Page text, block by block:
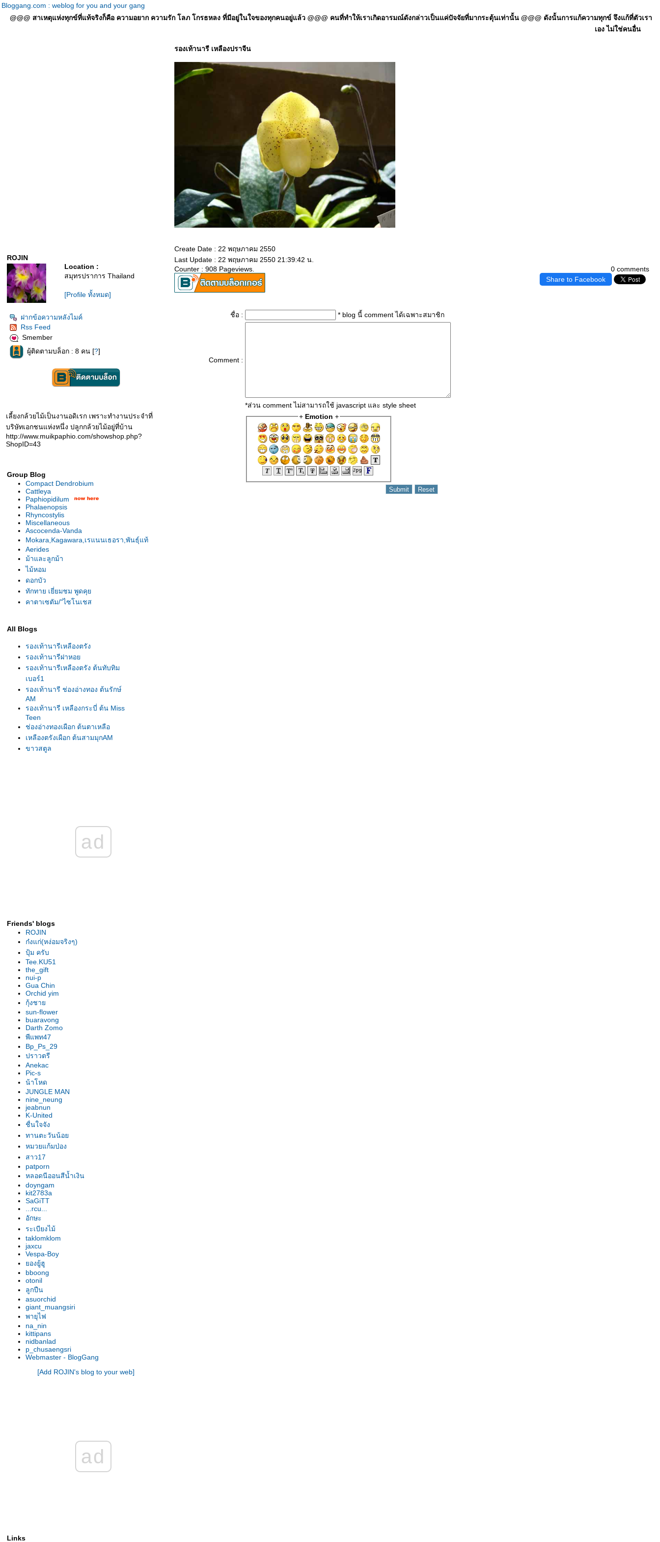
Bloggang.com : weblog for you and your gang
@@@ สาเหตุแห่งทุกข์ที่แท้จริงก็คือ ความอยาก ความรัก โลภ โกรธหลง ที่มีอยู่ในใจของทุกคนอยู่แล้ว @@@ คนที่ทำให้เราเกิดอารมณ์ดังกล่าวเป็นแค่ปัจจัยที่มากระตุ้นเท่านั้น @@@ ดังนั้นการแก้ความทุกข์ จึงแก้ที่ตัวเรา
เอง ไม่ใช่คนอื่น
ROJIN
Location :
สมุทรปราการ Thailand
[Profile ทั้งหมด]
ฝากข้อความหลังไมค์
Rss Feed
Smember
ผู้ติดตามบล็อก : 8 คน [?]
เลี้ยงกล้วยไม้เป็นงานอดิเรก เพราะทำงานประจำที่
บริษัทเอกชนแห่งหนึ่ง ปลูกกล้วยไม้อยู่ที่บ้าน
http://www.muikpaphio.com/showshop.php?
ShopID=43
Group Blog
Compact Dendrobium
Cattleya
Paphiopidilum
Phalaenopsis
Rhyncostylis
Miscellaneous
Ascocenda-Vanda
Mokara,Kagawara,เรแนนเธอรา,พันธุ์แท้
Aerides
ม้าและลูกม้า
ไม้หอม
ดอกบัว
ทักทาย เยี่ยมชม พูดคุ
คาตาเซตัม/"ไซโนเชส
All Blogs
รองเท้านารีเหลืองตรัง
รองเท้านารีฝาหอ
รองเท้านารีเหลืองตรัง ต้นทับทิม
เบอร์1
รองเท้านารี ช่องอ่างทอง ต้นรักษ์
AM
รองเท้านารี เหลืองกระบี่ ต้น Miss
Teen
ช่องอ่างทองเผือก ต้นตาเหลือ
เหลืองตรังเผือก ต้นสามมุกAM
ขาวสตูล
รองเท้านารีเหลืองกระบี่ ต้นกระบี่
รองเท้านารีเหลืองกระบี่ ต้นสนธยา
รองเท้านารี เหลืองกระบี่ ต้น" 2 in
1"
รองเท้านารี ขาวสตูล ต้น
ลาดกระบัง
เหลืองตรัง "The Disc"
เหลืองตรัง " ของแปลก "
รองเท้านารี ฝาหอย 2009
รองเท้านารี ฝาหอย9
รองเท้านารี ฝาหอย2008
รองเท้านารีฝาหอย ที่2ลาดกระบัง
รองเท้านารี เหลีองปราจีน ต้น
สวนหลวง
รองเท้านารี เหลืองปราจีน "
มิตรภาพ "
รองเท้านารีลูกผสม3สา
รองเท้านารี เหลืองปราจีน"อัญชลี"
รองเท้านารี เหลืองปราจีน "กลมบ็
อก"
รองเท้านารี เหลืองปราจีน "สุธี
วรรณ"
รองเท้านารี เหลืองปราจีน "สาธิต"
รองเท้านารี เหลืองปราจีน
"วาสนา"
รองเท้านารี ฝาหอ
รองเท้านารี JC9
รองเท้านารี เหลืองปราจีน
รองเท้านารี JC16
รองเท้านารี JC16
รองเท้านารี เหลืองปราจีน*ช่อง
อ่างทองเผือก
รองเท้านารี เหลืองปราจีน
รองเท้านารี ขาวชุมพร
รองเท้านารี เหลืงกระบี่*เกลาโคไฟ
ลุม
รองเท้านารี เหลืองปราจีน*ช่อง
อ่างทองเผือก
รองเท้านารี เหลืองปราจีน
รองเท้านารี เหลืองปราจีน
รองเท้านารี เหลิองตรัง
รองเท้านารี กระบี่ x เกาโค
รองเท้านารี เหลืองตรัง
รองเท้านารี ขาวชุมพร
รองเท้านารี เหลืองปราจีน x ช่อง
รองเท้านารี ขาวสตูล
รองเท้านารี ดอกเตอร์ แจค
ad
Friends' blogs
ROJIN
ก๋งแก่(หง่อมจริงๆ)
ปุ้ม ครับ
Tee.KU51
the_gift
nui-p
Gua Chin
Orchid yim
กุ้งชา
sun-flower
buaravong
Darth Zomo
พีแพท47
Bp_Ps_29
ปราวตรี
Anekac
Pic-s
น้าโหด
JUNGLE MAN
nine_neung
jeabnun
K-United
ชื่นใจจัง
ทานตะวันน้อ
หมวยแก้มป่อง
สาว17
patporn
หลอดนีออนสีน้ำเงิน
doyngam
kit2783a
SaGiTT
...rcu...
อักษะ
ระเบียงไม้
taklomklom
jaxcu
Vespa-Boy
องยู้ฮู
bboong
otonil
ลูกปืน
asuorchid
giant_muangsiri
พายุไฟ
na_nin
kittipans
nidbanlad
p_chusaengsri
Webmaster - BlogGang
[Add ROJIN's blog to your web]
ad
Links
รองเท้านารี เหลืองปราจีน
Create Date : 22 พฤษภาคม 2550
Last Update : 22 พฤษภาคม 2550 21:39:42 น.
0 comments
Counter : 908 Pageviews.
Share to Facebook
ชื่อ : * blog นี้ comment ได้เฉพาะสมาชิก
Comment :
*ส่วน comment ไม่สามารถใช้ javascript และ style sheet
+ Emotion +